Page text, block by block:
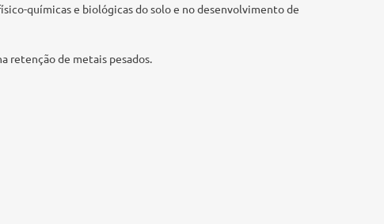
químicas e biológicas do solo e no desenvolvimento de
retenção de metais pesados.